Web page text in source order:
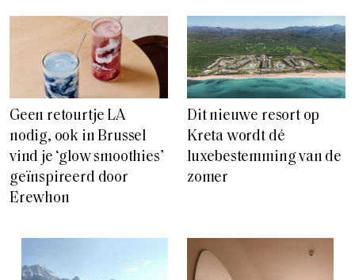
Geen retourtje LA
nodig, ook in Brussel
vind je ‘glow smoothies’
geïnspireerd door
Erewhon
Dit nieuwe resort op
Kreta wordt dé
luxebestemming van de
zomer